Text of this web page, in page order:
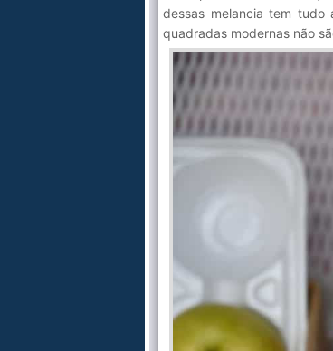
dessas melancia tem tudo
quadradas modernas não